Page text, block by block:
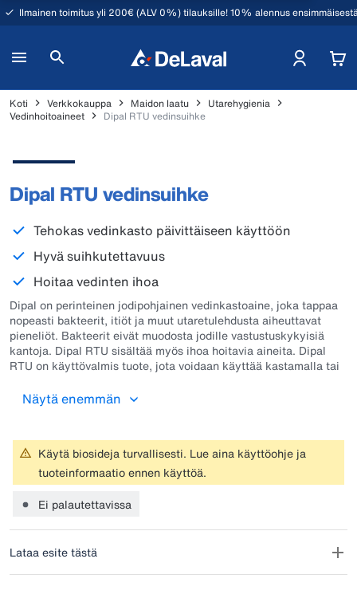
Ilmainen toimitus yli 200€ (ALV 0%) tilauksille! 10% alennus
Koti Verkkokauppa Maidon laatu
Utarehygienia
Vedinhoitoaineet
Dipal RTU vedinsuihke
Dipal RTU vedinsuihke
Tehokas vedinkasto päivittäiseen käyttöön
Hyvä suihkutettavuus
Hoitaa vedinten ihoa
Dipal on perinteinen jodipohjainen vedinkastoaine, joka tappaa
nopeasti bakteerit, itiöt ja muut utaretulehdusta aiheuttavat
pieneliöt. Bakteerit eivät muodosta jodille vastustuskykyisiä
kantoja. Dipal RTU sisältää myös ihoa hoitavia aineita. Dipal
RTU on käyttövalmis tuote, jota voidaan käyttää kastamalla tai
sorbitolia 2%.
Näytä enemmän
Käytä biosideja turvallisesti. Lue aina käyttöohje ja
tuoteinformaatio ennen käyttöä.
Ei palautettavissa
Lataa esite tästä